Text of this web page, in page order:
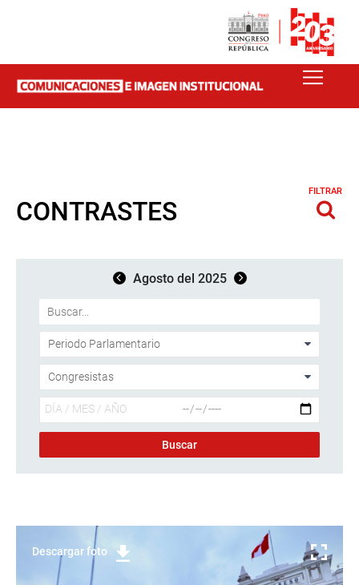
CONTRASTES
FILTRAR
Agosto del 2025
Descargar foto